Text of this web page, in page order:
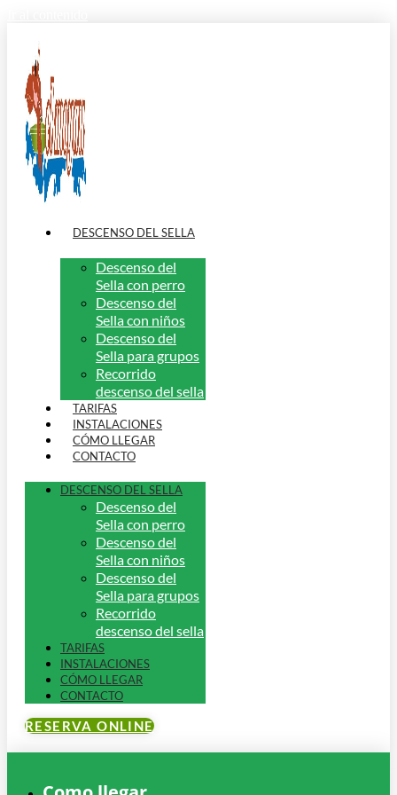
DESCENSO DEL SELLA
Descenso del
Sella con perro
Descenso del
Sella con niños
Descenso del
Sella para grupos
Recorrido
descenso del sella
TARIFAS
INSTALACIONES
CÓMO LLEGAR
CONTACTO
DESCENSO DEL SELLA
Descenso del
Sella con perro
Descenso del
Sella con niños
Descenso del
Sella para grupos
Recorrido
descenso del sella
TARIFAS
INSTALACIONES
CÓMO LLEGAR
CONTACTO
RESERVA ONLINE